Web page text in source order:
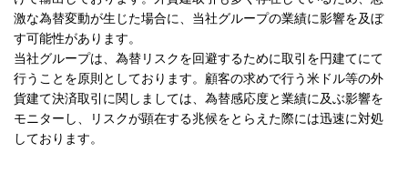
激な為替変動が生じた場合に、当社グループの業績に影響を及ぼ
す可能性があります。
当社グループは、為替リスクを回避するために取引を円建てにて
行うことを原則としております。顧客の求めで行う米ドル等の外
貨建て決済取引に関しましては、為替感応度と業績に及ぶ影響を
モニターし、リスクが顕在する兆候をとらえた際には迅速に対処
しております。